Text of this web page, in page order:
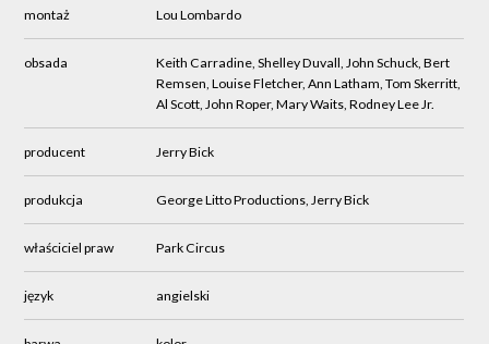
montaż Lou Lombardo
obsada
Keith Carradine, Shelley Duvall, John Schuck, Bert
Remsen, Louise Fletcher, Ann Latham, Tom Skerritt,
Al Scott, John Roper, Mary Waits, Rodney Lee Jr.
producent Jerry Bick
produkcja George Litto Productions, Jerry Bick
właściciel praw Park Circus
język angielski